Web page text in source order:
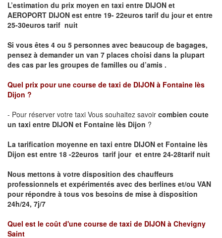
L’estimation du prix moyen en taxi entre DIJON et
AEROPORT DIJON est entre 19- 22euros tarif du jour et entre
25-30euros tarif nuit
Si vous êtes 4 ou 5 personnes avec beaucoup de bagages,
pensez à demander un van 7 places choisi dans la plupart
des cas par les groupes de familles ou d’amis .
Quel prix pour une course de taxi de DIJON à Fontaine lès
Dijon ?
- Pour réserver votre taxi Vous souhaitez savoir combien coute
un taxi entre DIJON et Fontaine lès Dijon ?
La tarification moyenne en taxi entre DIJON et Fontaine lès
Dijon est entre 18 -22euros tarif jour et entre 24-28tarif nuit
Nous mettons à votre disposition des chauffeurs
professionnels et expérimentés avec des berlines et/ou VAN
pour répondre à tous vos besoins de mise à disposition
24h/24, 7j/7
Quel est le coût d'une course de taxi de DIJON à Chevigny
Saint